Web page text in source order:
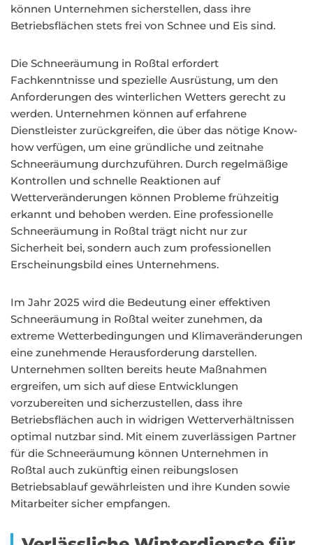
können Unternehmen sicherstellen, dass ihre
Betriebsflächen stets frei von Schnee und Eis sind.
Die Schneeräumung in Roßtal erfordert
Fachkenntnisse und spezielle Ausrüstung, um den
Anforderungen des winterlichen Wetters gerecht zu
werden. Unternehmen können auf erfahrene
Dienstleister zurückgreifen, die über das nötige Know-
how verfügen, um eine gründliche und zeitnahe
Schneeräumung durchzuführen. Durch regelmäßige
Kontrollen und schnelle Reaktionen auf
Wetterveränderungen können Probleme frühzeitig
erkannt und behoben werden. Eine professionelle
Schneeräumung in Roßtal trägt nicht nur zur
Sicherheit bei, sondern auch zum professionellen
Erscheinungsbild eines Unternehmens.
Im Jahr 2025 wird die Bedeutung einer effektiven
Schneeräumung in Roßtal weiter zunehmen, da
extreme Wetterbedingungen und Klimaveränderungen
eine zunehmende Herausforderung darstellen.
Unternehmen sollten bereits heute Maßnahmen
ergreifen, um sich auf diese Entwicklungen
vorzubereiten und sicherzustellen, dass ihre
Betriebsflächen auch in widrigen Wetterverhältnissen
optimal nutzbar sind. Mit einem zuverlässigen Partner
für die Schneeräumung können Unternehmen in
Roßtal auch zukünftig einen reibungslosen
Betriebsablauf gewährleisten und ihre Kunden sowie
Mitarbeiter sicher empfangen.